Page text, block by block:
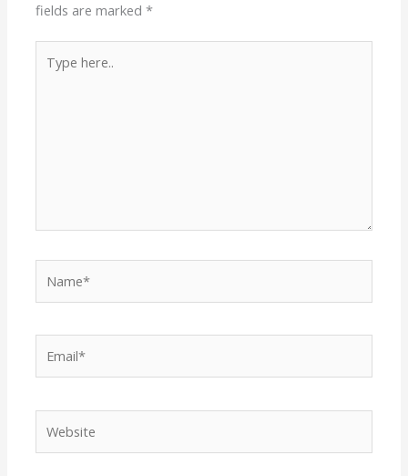
fields are marked*
here..